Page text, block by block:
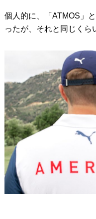
個人的に、「ATMOS」
ったが、それと同じくら